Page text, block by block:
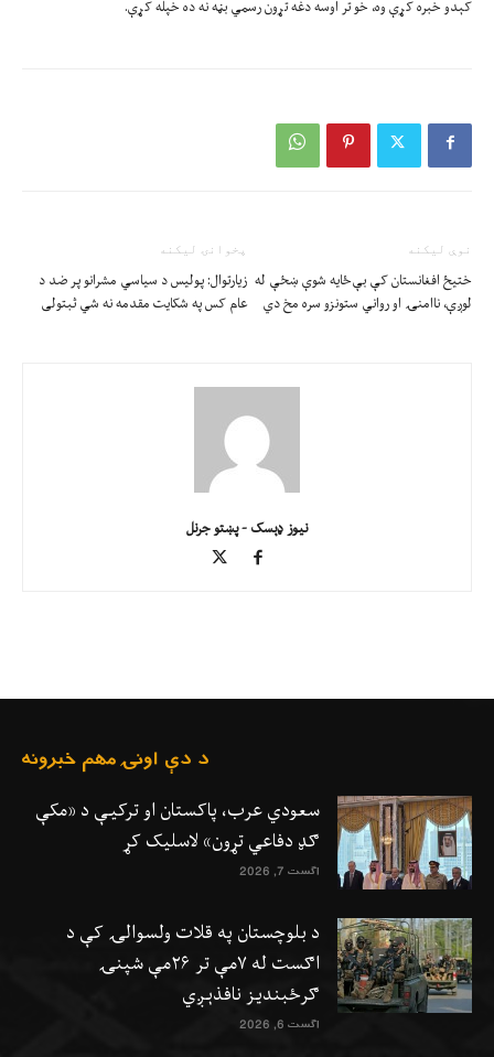
کېدو خبره کړې وه، خو تر اوسه دغه تړون رسمي بڼه نه ده خپله کړې.
پخوانۍ ليکنه
زیارتوال: پولیس د سیاسي مشرانو پر ضد د
عام کس په شکایت مقدمه نه شي ثبتولی
نوې ليکنه
ختیځ افغانستان کې بې‌ځایه شوې ښځې له
لوږې، ناامنۍ او رواني ستونزو سره مخ دي
نیوز ډېسک - پښتو جرنل
د دې اونۍ مهم خبرونه
سعودي عرب، پاکستان او ترکیې د «مکې
ګډ دفاعي تړون» لاسلیک کړ
اگست 7, 2026
د بلوچستان په قلات ولسوالۍ کې د
اګست له ۷مې تر ۲۶مې شپنۍ
ګرځبندیز نافذېږي
اگست 6, 2026